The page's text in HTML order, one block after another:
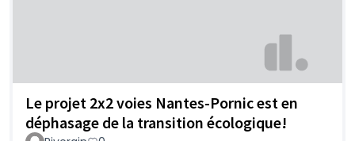
Le projet 2x2 voies Nantes-Pornic est en
déphasage de la transition écologique!